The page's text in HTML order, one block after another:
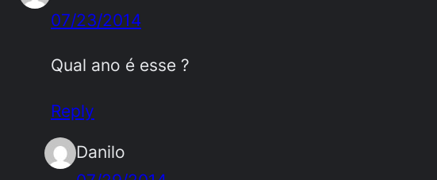
07/23/2014
Qual ano é esse ?
Reply
Danilo